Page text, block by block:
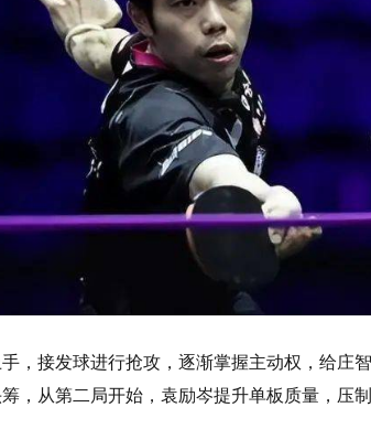
，接发球进行抢攻，逐渐掌握主动权，给庄
，从第二局开始，袁励岑提升单板质量，压